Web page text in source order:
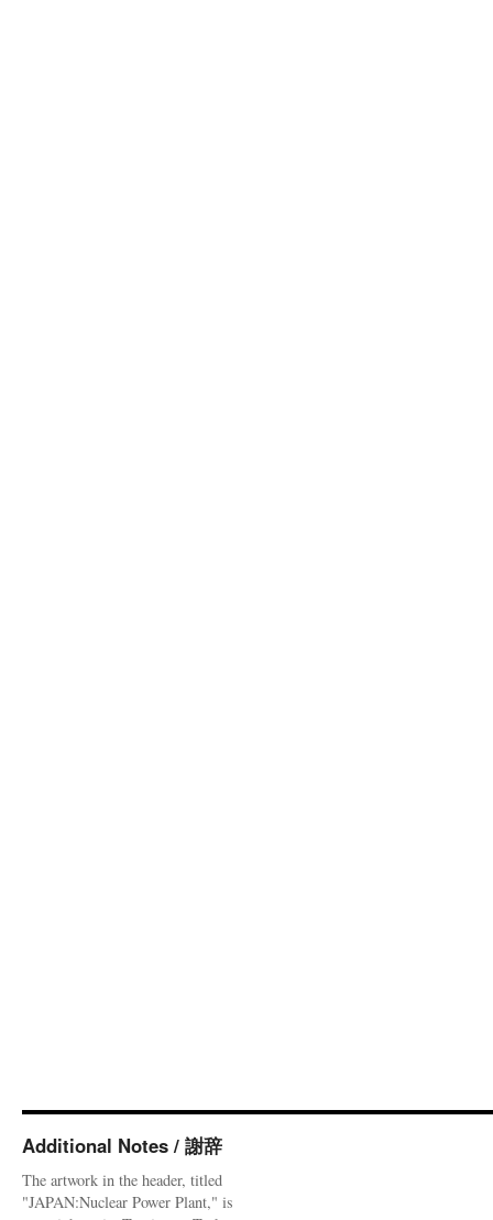
Additional Notes / 謝辞
The artwork in the header, titled
"JAPAN:Nuclear Power Plant," is